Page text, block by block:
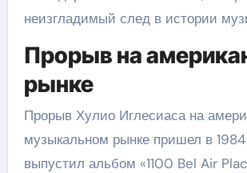
неизгладимый след в истории
Прорыв на
рынке
Прорыв Хулио Иглесиаса на
музыкальном рынке пришел в 1984
выпустил альбом «1100 Bel Air